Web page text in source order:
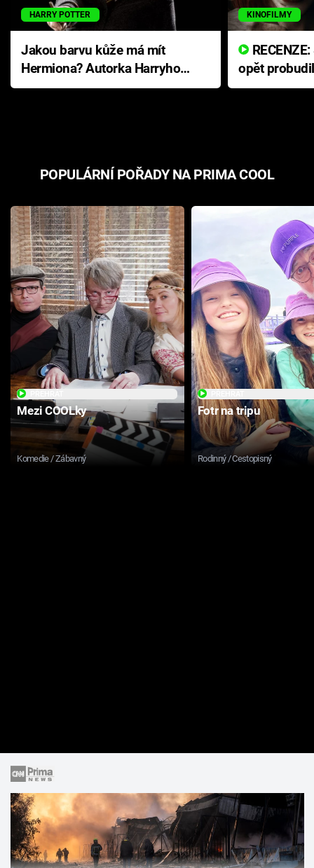
HARRY POTTER
Jakou barvu kůže má mít
Hermiona? Autorka Harryho
Pottera přišla s ráznou
KINOFILMY
opět
přichází s
POPULÁRNÍ POŘADY NA PRIMA COOL
Mezi COOLky
Komedie / Zábavný
Fotr na tripu
Rodinný / Cestopisný